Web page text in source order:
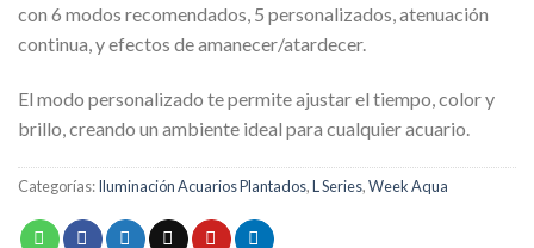
con 6 modos recomendados, 5 personalizados, atenuación
continua, y efectos de amanecer/atardecer.
El modo personalizado te permite ajustar el tiempo, color y
brillo, creando un ambiente ideal para cualquier acuario.
Categorías:Iluminación Acuarios Plantados,L Series,Week Aqua